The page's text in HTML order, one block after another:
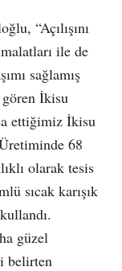
“Açılışını
ile de
sağlamış
gören İkisu
ettiğimiz İkisu
68
olarak tesis
sıcak karışık
güzel
belirten